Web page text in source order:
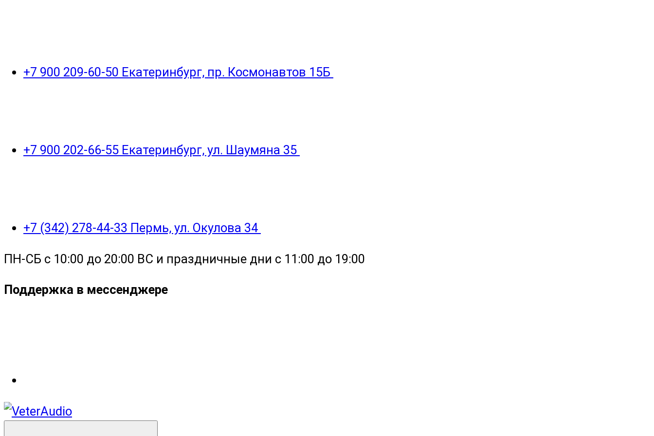
+7 900 209-60-50 Екатеринбург, пр. Космонавтов 15Б
+7 900 202-66-55 Екатеринбург, ул. Шаумяна 35
+7 (342) 278-44-33 Пермь, ул. Окулова 34
ПН-СБ с 10:00 до 20:00 ВС и праздничные дни с 11:00 до 19:00
Поддержка в мессенджере